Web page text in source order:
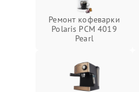
Ремонт кофеварки
Polaris PCM 4019
Pearl